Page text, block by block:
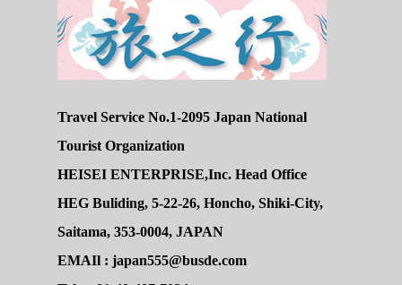
Travel Service No.1-2095 Japan National
Tourist Organization
HEISEI ENTERPRISE,Inc. Head Office
HEG Buliding, 5-22-26, Honcho, Shiki-City,
Saitama, 353-0004, JAPAN
EMAIl : japan555@busde.com